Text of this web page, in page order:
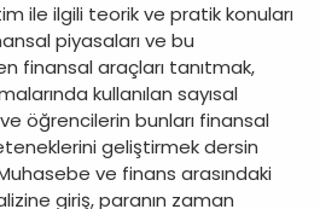
ile ilgili teorik ve pratik konuları
piyasaları ve bu
finansal araçları tanıtmak,
kullanılan sayısal
öğrencilerin bunları finansal
geliştirmek dersin
ve finans arasındaki
giriş, paranın zaman